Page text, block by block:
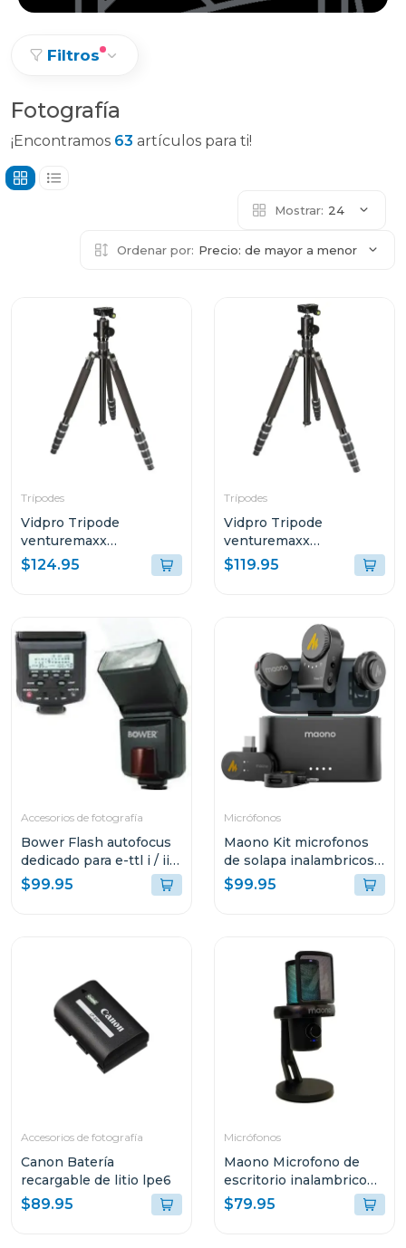
Filtros
Fotografía
¡Encontramos 63 artículos para ti!
Mostrar: 24
Ordenar por: Precio: de mayor a menor
Trípodes
Vidpro Tripode
venturemaxx
professional travel at-72
$124.95
Trípodes
Vidpro Tripode
venturemaxx
professional travel at-62
$119.95
Accesorios de fotografía
Bower Flash autofocus
dedicado para e-ttl i / ii
para canon sdf926
$99.95
Micrófonos
Maono Kit microfonos
de solapa inalambricos
wave t5
$99.95
Accesorios de fotografía
Canon Batería
recargable de litio lpe6
$89.95
Micrófonos
Maono Microfono de
escritorio inalambrico
gamer dm40
$79.95